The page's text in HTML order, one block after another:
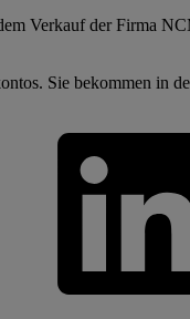
Verkauf der Firma
Sie bekommen in